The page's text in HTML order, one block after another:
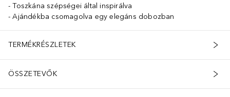
Toszkána szépségei által inspirálva
Ajándékba csomagolva egy elegáns dobozban
TERMÉKRÉSZLETEK
ÖSSZETEVŐK